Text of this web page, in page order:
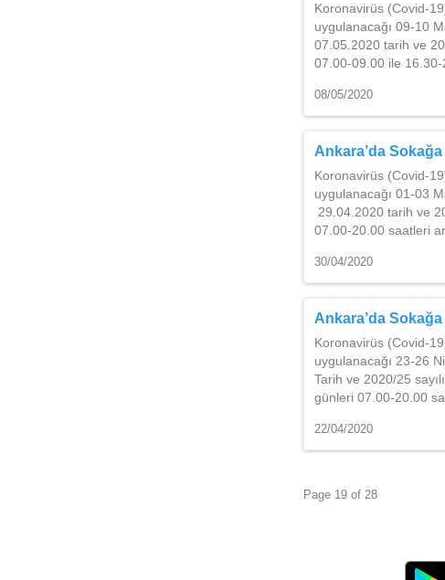
Koronavirüs (Covid-
uygulanacağı 09-10
07.05.2020 tarih ve
07.00-09.00 ile 16.30-
08/05/2020
Ankara’da
Koronavirüs (Covid-
uygulanacağı 01-03
29.04.2020 tarih ve
07.00-20.00 saatleri
30/04/2020
Ankara’da
Koronavirüs (Covid-
uygulanacağı 23-26
Tarih ve 2020/25
günleri 07.00-20.00
22/04/2020
Page 19 of 28